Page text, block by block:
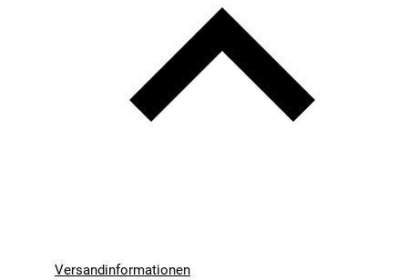
Versandinformationen